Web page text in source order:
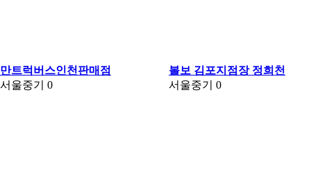
만트럭버스인천판매점
서울중기
0
볼보 김포지점장 정희천
서울중기
0